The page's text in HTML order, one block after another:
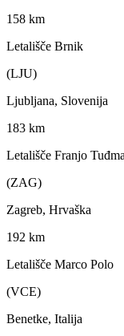
158 km
Letališče Brnik
(LJU)
Ljubljana, Slovenija
183 km
Letališče Franjo
(ZAG)
Zagreb, Hrvaška
192 km
Letališče Marco Polo
(VCE)
Benetke, Italija